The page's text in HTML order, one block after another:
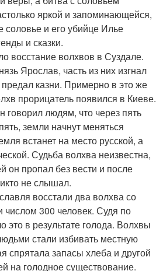
яркой и запоминающейся,
соловье и его убийце Илье
и сказки.
восстание волхвов в Суздале.
Ярослав, часть из них изгнал
предал казни. Примерно в это же
прорицатель появился в Киеве.
говорил людям, что через пять
земли начнут меняться
встанет на место русской, а
Судьба волхва неизвестна,
он пропал без вести и после
не слышал.
восстали два волхва со
числом 300 человек. Судя по
это в результате голода. Волхвы
стали избивать местную
спрятала запасы хлеба и другой
на голодное существование.